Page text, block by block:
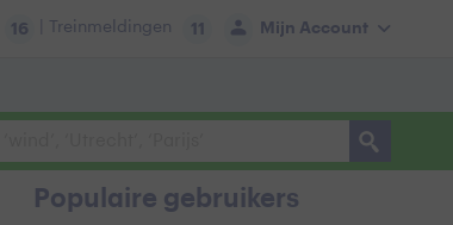
Mijn Account
16 | Treinmeldingen 11
Populaire gebruikers